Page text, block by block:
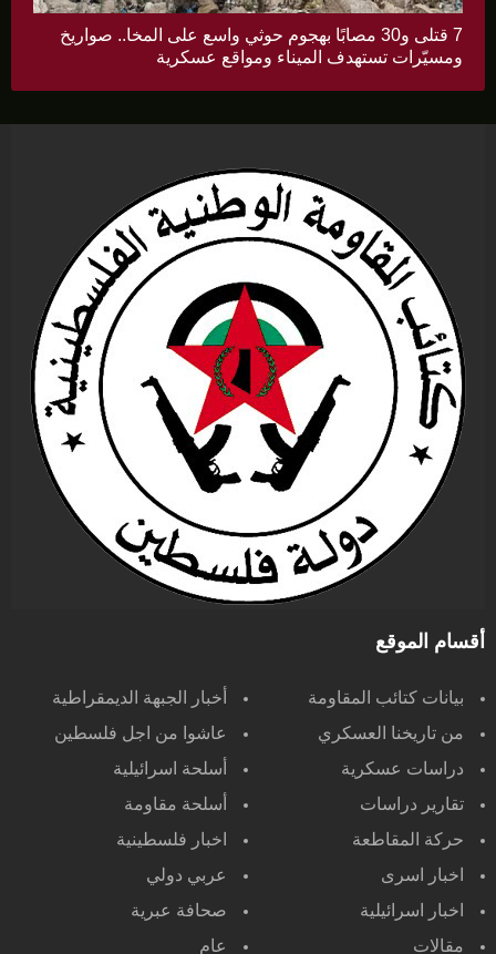
7 قتلى و30 مصابًا بهجوم حوثي واسع على المخا.. صواريخ
ومسيّرات تستهدف الميناء ومواقع عسكرية
أقسام الموقع
بيانات كتائب المقاومة
أخبار الجبهة الديمقراطية
من تاريخنا العسكري
عاشوا من اجل فلسطين
دراسات عسكرية
أسلحة اسرائيلية
تقارير دراسات
أسلحة مقاومة
حركة المقاطعة
اخبار فلسطينية
اخبار اسرى
عربي دولي
اخبار اسرائيلية
صحافة عبرية
مقالات
عام